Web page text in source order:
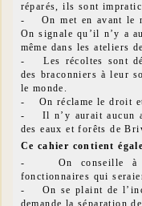
réparés, ils sont
- On met en avant le
On signale qu’il n’y a
même dans les ateliers
- Les récoltes sont
des braconniers à leur
le monde.
- On réclame le droit
- Il n’y aurait aucun
des eaux et forêts de
Ce cahier contient
- On conseille à
fonctionnaires qui
- On se plaint de
demande la séparation